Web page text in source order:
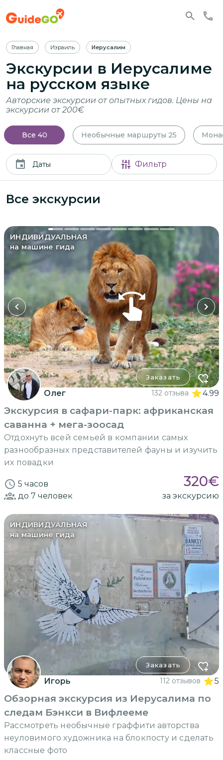
Главная Израиль Иерусалим
Экскурсии в Иерусалиме
на русском языке
Авторские экскурсии от опытных гидов. Цены на
экскурсии от 200€
Все 40 Необычные маршруты 25
Даты Фильтр
Все экскурсии
ИНДИВИДУАЛЬНАЯ
на машине гида
Заказать
Олег 132 отзыва 4.99
Экскурсия в сафари-парк: африканская
саванна + мега-зоосад
Отдохнуть всей семьей в компании самых
разнообразных представителей фауны и изучить
их повадки
5 часов 320€
до 7 человек за экскурсию
ИНДИВИДУАЛЬНАЯ
на машине гида
Заказать
Игорь 112 отзывов 5
Обзорная экскурсия из Иерусалима по
следам Бэнкси в Вифлееме
Рассмотреть необычные граффити авторства
неуловимого художника на блокпосту и сделать
классные фото